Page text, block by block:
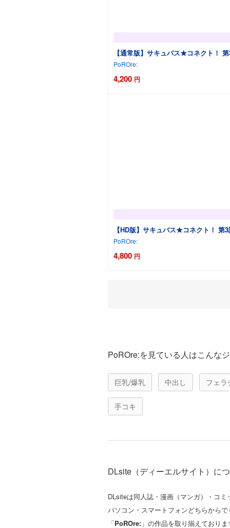
【通常版】サキュバス★コネクト！
PoROre:
4,200 円
【HD版】サキュバス★コネクト！ 第
PoROre:
4,800 円
PoROre:を見ている人はこんな
巨乳/爆乳 中出し フェラ
手コキ
DLsite（ディーエルサイト）に
DLsiteは同人誌・漫画（マンガ）・コ
パソコン・スマートフォンどちらから
「PoROre: 」の作品を取り揃えておりま